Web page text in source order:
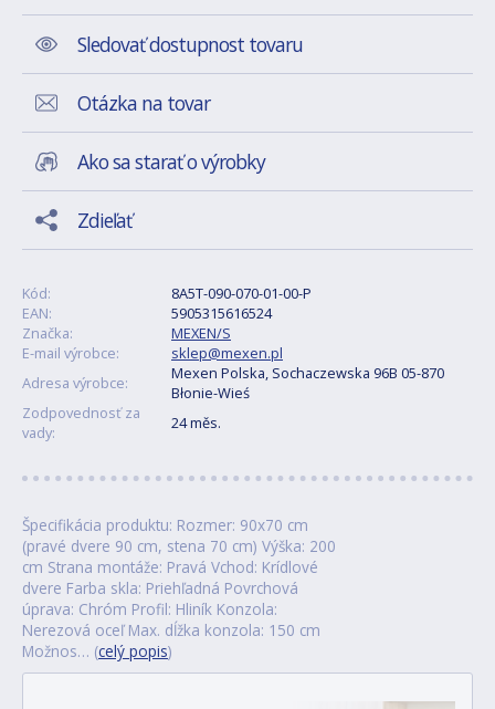
Sledovať dostupnost tovaru
Otázka na tovar
Ako sa starať o výrobky
Zdieľať
Kód:
8A5T-090-070-01-00-P
EAN:
5905315616524
Značka:
MEXEN/S
E-mail výrobce:
sklep@mexen.pl
Adresa výrobce:
Mexen Polska, Sochaczewska 96B 05-870
Błonie-Wieś
Zodpovednosť za
vady:
24 měs.
Špecifikácia produktu: Rozmer: 90x70 cm
(pravé dvere 90 cm, stena 70 cm) Výška: 200
cm Strana montáže: Pravá Vchod: Krídlové
dvere Farba skla: Priehľadná Povrchová
úprava: Chróm Profil: Hliník Konzola:
Nerezová oceľ Max. dĺžka konzola: 150 cm
Možnos… (celý popis)